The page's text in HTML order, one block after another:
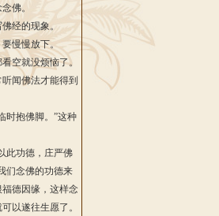
佛。
经的现象。
慢慢放下。
空就没烦恼了。
闻佛法才能得到
时抱佛脚。”这种
此功德，庄严佛
们念佛的功德来
德因缘，这样念
以遂往生愿了。